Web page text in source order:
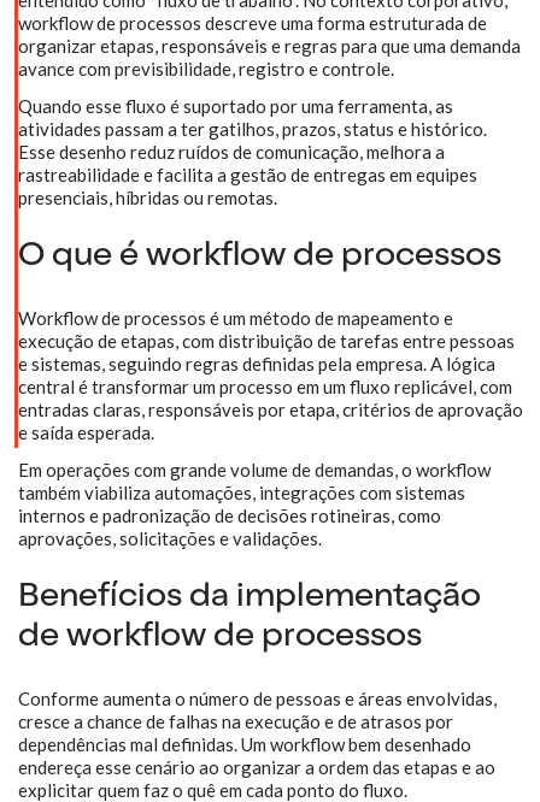
workflow de processos descreve uma forma estruturada de
organizar etapas, responsáveis e regras para que uma demanda
avance com previsibilidade, registro e controle.
Quando esse fluxo é suportado por uma ferramenta, as
atividades passam a ter gatilhos, prazos, status e histórico.
Esse desenho reduz ruídos de comunicação, melhora a
rastreabilidade e facilita a gestão de entregas em equipes
presenciais, híbridas ou remotas.
O que é workflow de processos
Workflow de processos é um método de mapeamento e
execução de etapas, com distribuição de tarefas entre pessoas
e sistemas, seguindo regras definidas pela empresa. A lógica
central é transformar um processo em um fluxo replicável, com
entradas claras, responsáveis por etapa, critérios de aprovação
e saída esperada.
Em operações com grande volume de demandas, o workflow
também viabiliza automações, integrações com sistemas
internos e padronização de decisões rotineiras, como
aprovações, solicitações e validações.
Benefícios da implementação
de workflow de processos
Conforme aumenta o número de pessoas e áreas envolvidas,
cresce a chance de falhas na execução e de atrasos por
dependências mal definidas. Um workflow bem desenhado
endereça esse cenário ao organizar a ordem das etapas e ao
explicitar quem faz o quê em cada ponto do fluxo.